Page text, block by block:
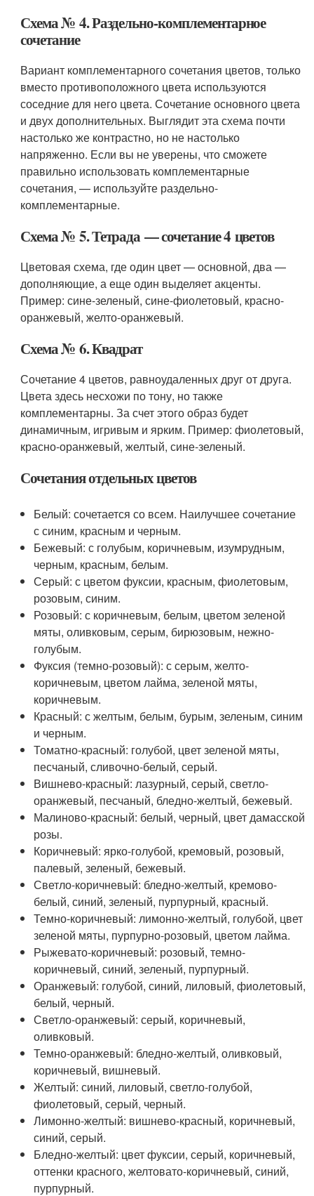
Схема № 4. Раздельно-комплементарное
сочетание
Вариант комплементарного сочетания цветов, только
вместо противоположного цвета используются
соседние для него цвета. Сочетание основного цвета
и двух дополнительных. Выглядит эта схема почти
настолько же контрастно, но не настолько
напряженно. Если вы не уверены, что сможете
правильно использовать комплементарные
сочетания, — используйте раздельно-
комплементарные.
Схема № 5. Тетрада — сочетание 4 цветов
Цветовая схема, где один цвет — основной, два —
дополняющие, а еще один выделяет акценты.
Пример: сине-зеленый, сине-фиолетовый, красно-
оранжевый, желто-оранжевый.
Схема № 6. Квадрат
Сочетание 4 цветов, равноудаленных друг от друга.
Цвета здесь несхожи по тону, но также
комплементарны. За счет этого образ будет
динамичным, игривым и ярким. Пример: фиолетовый,
красно-оранжевый, желтый, сине-зеленый.
Сочетания отдельных цветов
Белый: сочетается со всем. Наилучшее сочетание
с синим, красным и черным.
Бежевый: с голубым, коричневым, изумрудным,
черным, красным, белым.
Серый: с цветом фуксии, красным, фиолетовым,
розовым, синим.
Розовый: с коричневым, белым, цветом зеленой
мяты, оливковым, серым, бирюзовым, нежно-
голубым.
Фуксия (темно-розовый): с серым, желто-
коричневым, цветом лайма, зеленой мяты,
коричневым.
Красный: с желтым, белым, бурым, зеленым, синим
и черным.
Томатно-красный: голубой, цвет зеленой мяты,
песчаный, сливочно-белый, серый.
Вишнево-красный: лазурный, серый, светло-
оранжевый, песчаный, бледно-желтый, бежевый.
Малиново-красный: белый, черный, цвет дамасской
розы.
Коричневый: ярко-голубой, кремовый, розовый,
палевый, зеленый, бежевый.
Светло-коричневый: бледно-желтый, кремово-
белый, синий, зеленый, пурпурный, красный.
Темно-коричневый: лимонно-желтый, голубой, цвет
зеленой мяты, пурпурно-розовый, цветом лайма.
Рыжевато-коричневый: розовый, темно-
коричневый, синий, зеленый, пурпурный.
Оранжевый: голубой, синий, лиловый, фиолетовый,
белый, черный.
Светло-оранжевый: серый, коричневый,
оливковый.
Темно-оранжевый: бледно-желтый, оливковый,
коричневый, вишневый.
Желтый: синий, лиловый, светло-голубой,
фиолетовый, серый, черный.
Лимонно-желтый: вишнево-красный, коричневый,
синий, серый.
Бледно-желтый: цвет фуксии, серый, коричневый,
оттенки красного, желтовато-коричневый, синий,
пурпурный.